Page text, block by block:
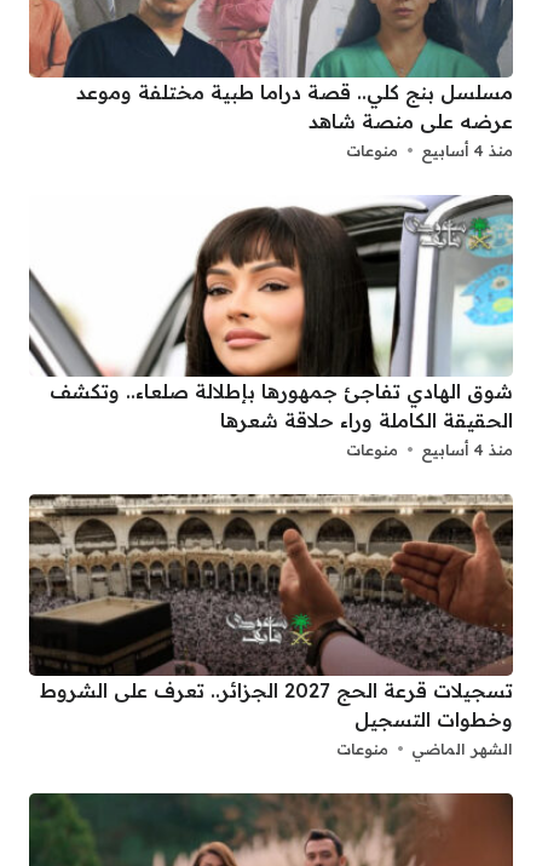
مسلسل بنج كلي.. قصة دراما طبية مختلفة وموعد
عرضه على منصة شاهد
منذ 4 أسابيع منوعات
شوق الهادي تفاجئ جمهورها بإطلالة صلعاء.. وتكشف
الحقيقة الكاملة وراء حلاقة شعرها
منذ 4 أسابيع منوعات
تسجيلات قرعة الحج 2027 الجزائر.. تعرف على الشروط
وخطوات التسجيل
الشهر الماضي منوعات